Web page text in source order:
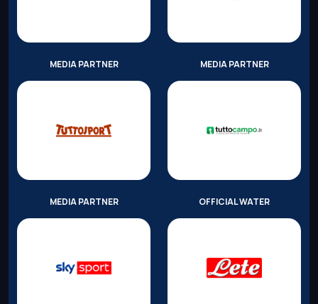
MEDIA PARTNER MEDIA PARTNER
MEDIA PARTNER OFFICIAL WATER